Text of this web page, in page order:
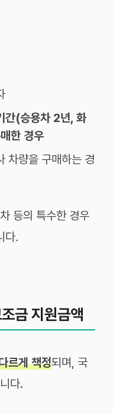
간(승용차 2년, 화
한 경우
차량을 구매하는 경
등의 특수한 경우
다.
금 지원금액
르게 책정되며, 국
다.